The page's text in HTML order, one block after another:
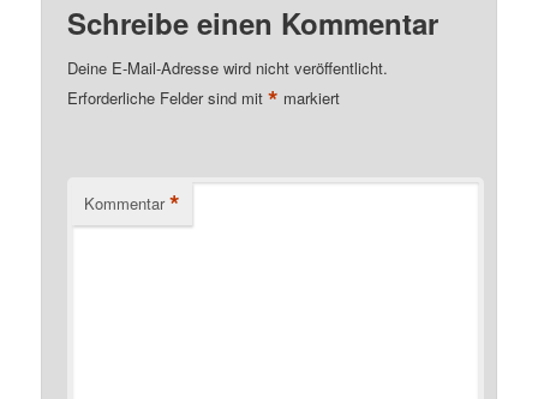
Schreibe einen Kommentar
Deine E-Mail-Adresse wird nicht veröffentlicht.
Erforderliche Felder sind mit* markiert
Kommentar *